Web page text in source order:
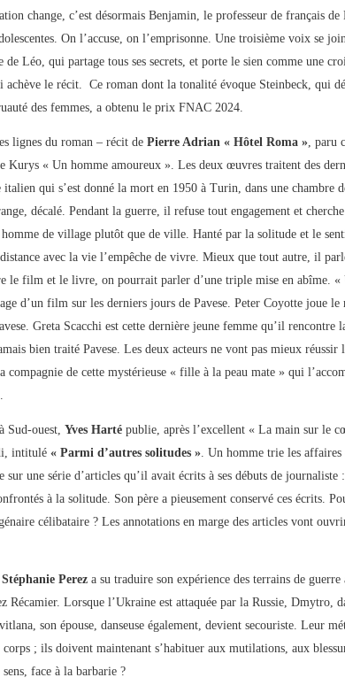
change, c’est désormais Benjamin, le professeur de français
On l’accuse, on l’emprisonne. Une troisième voix se
de Léo, qui partage tous ses secrets, et porte le sien comme une
achève le récit. Ce roman dont la tonalité évoque Steinbeck, qui
des femmes, a obtenu le prix FNAC 2024.
lignes du roman – récit dePierre Adrian « Hôtel Roma », paru
Kurys « Un homme amoureux ». Les deux œuvres traitent des
italien qui s’est donné la mort en 1950 à Turin, dans une chambre
décalé. Pendant la guerre, il refuse tout engagement et
de village plutôt que de ville. Hanté par la solitude et le
avec la vie l’empêche de vivre. Mieux que tout autre, il
le film et le livre, on pourrait parler d’une triple mise en abîme. «
d’un film sur les derniers jours de Pavese. Peter Coyotte joue le
Greta Scacchi est cette dernière jeune femme qu’il rencontre
bien traité Pavese. Les deux acteurs ne vont pas mieux
compagnie de cette mystérieuse « fille à la peau mate » qui
Sud-ouest,Yves Harté publie, après l’excellent « La main sur le
intitulé« Parmi d’autres solitudes ». Un homme trie les
une série d’articles qu’il avait écrits à ses débuts de journaliste
à la solitude. Son père a pieusement conservé ces écrits.
célibataire ? Les annotations en marge des articles vont
Stéphanie Pereza su traduire son expérience des terrains de
Récamier. Lorsque l’Ukraine est attaquée par la Russie, Dmytro,
son épouse, danseuse également, devient secouriste. Leur
; ils doivent maintenant s’habituer aux mutilations, aux
face à la barbarie ?